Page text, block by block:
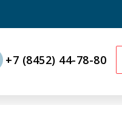
+7 (8452) 44-78-80